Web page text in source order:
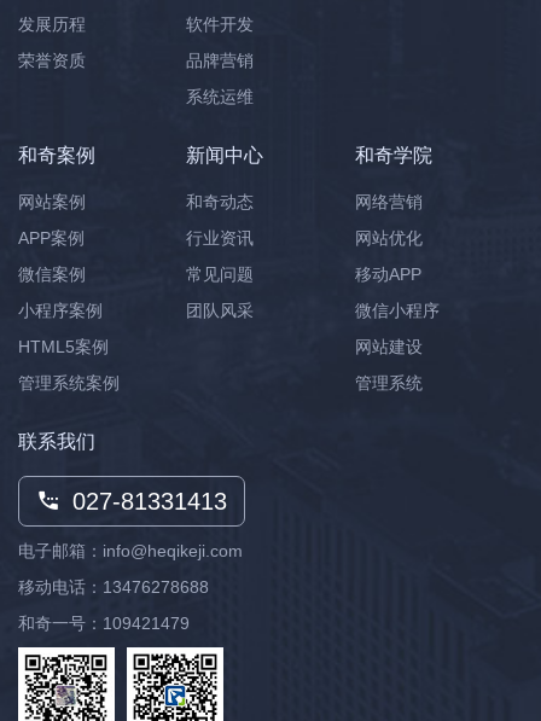
发展历程
荣誉资质
软件开发
品牌营销
系统运维
和奇案例
网站案例
APP案例
微信案例
小程序案例
HTML5案例
管理系统案例
新闻中心
和奇动态
行业资讯
常见问题
团队风采
和奇学院
网络营销
网站优化
移动APP
微信小程序
网站建设
管理系统
联系我们
027-81331413
电子邮箱：info@heqikeji.com
移动电话： 13476278688
和奇一号：109421479